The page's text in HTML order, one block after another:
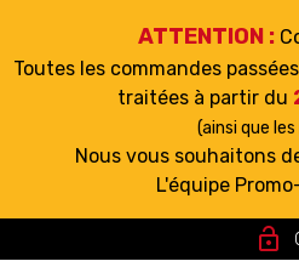
ATTENTION :
Toutes les commandes
traitées à partir du
(ainsi que
Nous vous souhaitons
L'équipe
lock_open